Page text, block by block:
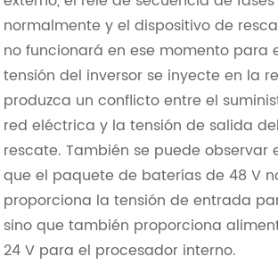
normalmente y el dispositivo de
no funcionará en ese momento para
tensión del inversor se inyecte en la
produzca un conflicto entre el
red eléctrica y la tensión de salida
rescate. También se puede observar
que el paquete de baterías de 48 V
proporciona la tensión de entrada
sino que también proporciona
24 V para el procesador interno.